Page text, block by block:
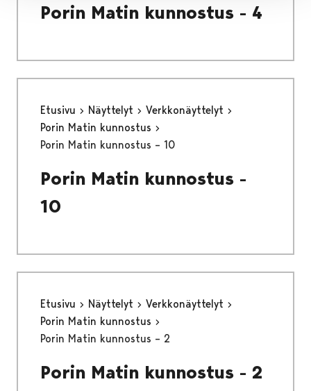
Porin Matin kunnostus - 4
Etusivu Näyttelyt
Verkkonäyttelyt
Porin Matin kunnostus
Porin Matin kunnostus – 10
Porin Matin kunnostus -
10
Etusivu Näyttelyt
Verkkonäyttelyt
Porin Matin kunnostus
Porin Matin kunnostus – 2
Porin Matin kunnostus - 2